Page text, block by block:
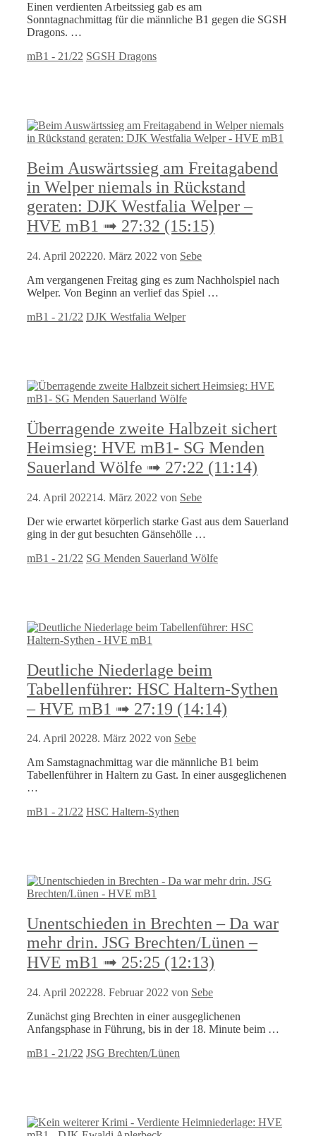
Einen verdienten Arbeitssieg gab es am
Sonntagnachmittag für die männliche B1 gegen die SGSH
Dragons. …
Kategorien
mB1 - 21/22 Schlagwörter
SGSH Dragons
Beim Auswärtssieg am Freitagabend
in Welper niemals in Rückstand
geraten: DJK Westfalia Welper –
HVE mB1 ➟ 27:32 (15:15)
24. April 202220. März 2022 von Sebe
Am vergangenen Freitag ging es zum Nachholspiel nach
Welper. Von Beginn an verlief das Spiel …
Kategorien
mB1 - 21/22 Schlagwörter
DJK Westfalia Welper
Überragende zweite Halbzeit sichert
Heimsieg: HVE mB1- SG Menden
Sauerland Wölfe ➟ 27:22 (11:14)
24. April 202214. März 2022 von Sebe
Der wie erwartet körperlich starke Gast aus dem Sauerland
ging in der gut besuchten Gänsehölle …
Kategorien
mB1 - 21/22 Schlagwörter
SG Menden Sauerland Wölfe
Deutliche Niederlage beim
Tabellenführer: HSC Haltern-Sythen
– HVE mB1 ➟ 27:19 (14:14)
24. April 20228. März 2022 von Sebe
Am Samstagnachmittag war die männliche B1 beim
Tabellenführer in Haltern zu Gast. In einer ausgeglichenen
…
Kategorien
mB1 - 21/22 Schlagwörter
HSC Haltern-Sythen
Unentschieden in Brechten – Da war
mehr drin. JSG Brechten/Lünen –
HVE mB1 ➟ 25:25 (12:13)
24. April 202228. Februar 2022 von Sebe
Zunächst ging Brechten in einer ausgeglichenen
Anfangsphase in Führung, bis in der 18. Minute beim …
Kategorien
mB1 - 21/22 Schlagwörter
JSG Brechten/Lünen